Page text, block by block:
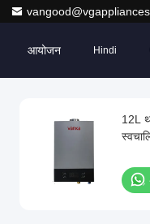
आयोजन Hindi
12L